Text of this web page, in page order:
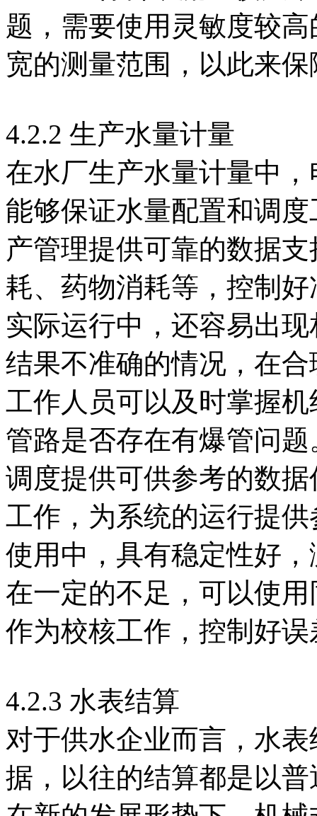
题，需要使用灵敏度较
宽的测量范围，以此来
4.2.2 生产水量计量
在水厂生产水量计量中
能够保证水量配置和调
产管理提供可靠的数据
耗、药物消耗等，控制
实际运行中，还容易出
结果不准确的情况，在
工作人员可以及时掌握
管路是否存在有爆管问
调度提供可供参考的数
工作，为系统的运行提
使用中，具有稳定性好
在一定的不足，可以使
作为校核工作，控制好
4.2.3 水表结算
对于供水企业而言，水
据，以往的结算都是以